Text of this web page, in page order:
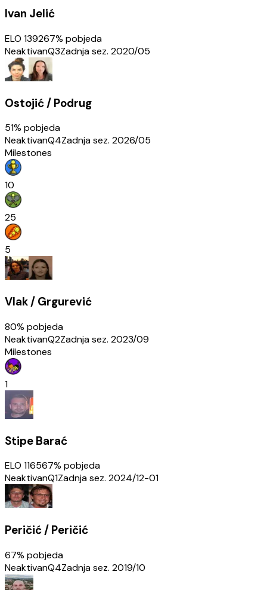
Ivan Jelić
ELO 139267% pobjeda
NeaktivanQ3Zadnja sez. 2020/05
Ostojić / Podrug
51% pobjeda
NeaktivanQ4Zadnja sez. 2026/05
Milestones
10
25
5
Vlak / Grgurević
80% pobjeda
NeaktivanQ2Zadnja sez. 2023/09
Milestones
1
Stipe Barać
ELO 116567% pobjeda
NeaktivanQ1Zadnja sez. 2024/12-01
Peričić / Peričić
67% pobjeda
NeaktivanQ4Zadnja sez. 2019/10